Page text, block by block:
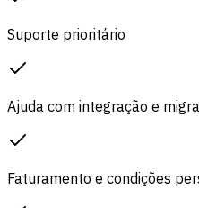
Suporte prioritário
Ajuda com integração e
Faturamento e condições